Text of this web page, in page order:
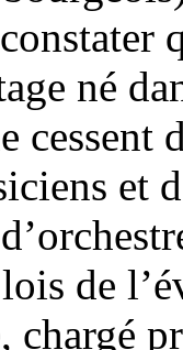
né
cessent
et
de
chargé